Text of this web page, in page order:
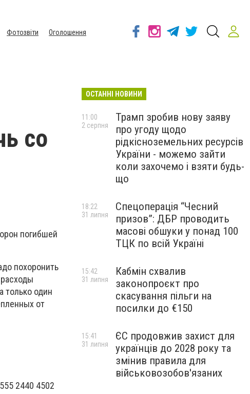
Фотозвіти
Оголошення
со
погибшей
похоронить
один
от
2440 4502
ОСТАННІ НОВИНИ
Трамп зробив нову заяву
про угоду щодо
рідкісноземельних ресурсів
України - можемо зайти
коли захочемо і взяти будь-
що
11:00
2 серпня
Спецоперація “Чесний
призов”: ДБР проводить
масові обшуки у понад 100
ТЦК по всій Україні
18:22
31 липня
Кабмін схвалив
законопроєкт про
скасування пільги на
посилки до €150
15:42
31 липня
ЄС продовжив захист для
українців до 2028 року та
змінив правила для
військовозобов'язаних
15:41
31 липня